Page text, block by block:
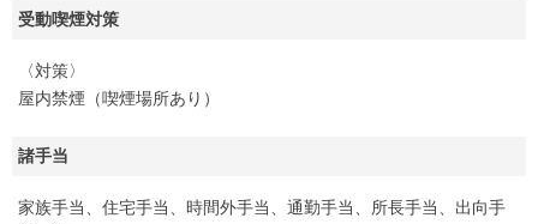
受動喫煙対策
〈対策〉
屋内禁煙（喫煙場所あり）
諸手当
家族手当、住宅手当、時間外手当、通勤手当、所長手当、出向手